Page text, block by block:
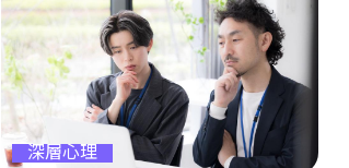
深層心理